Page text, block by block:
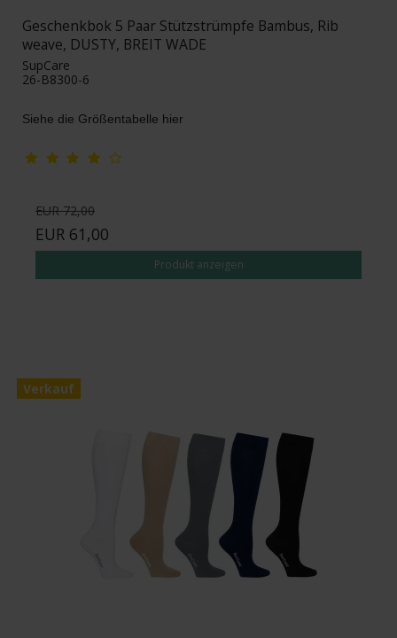
Geschenkbok 5 Paar Stützstrümpfe Bambus, Rib
weave, DUSTY, BREIT WADE
SupCare
26-B8300-6
Siehe die Größentabelle hier
EUR 72,00
EUR 61,00
Produkt anzeigen
Verkauf